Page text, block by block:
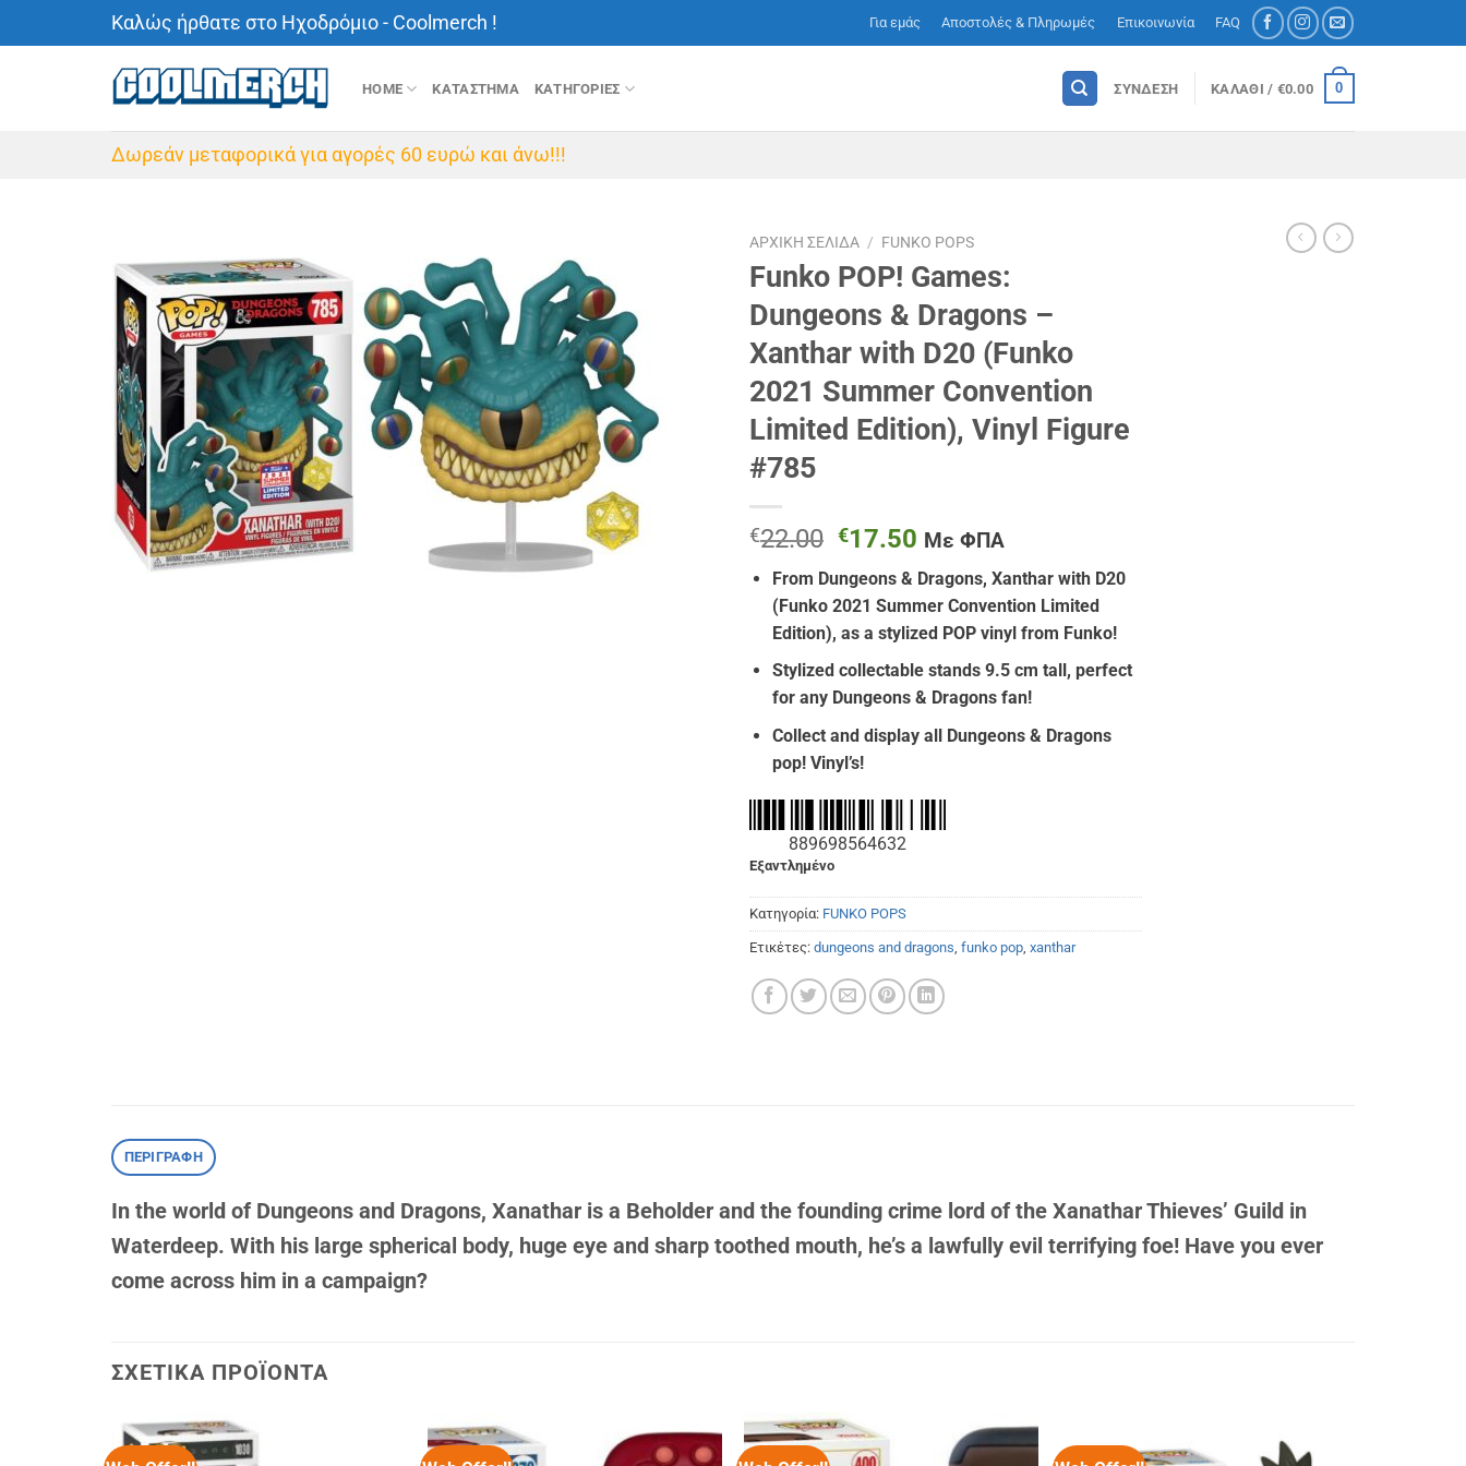
Καλώς ήρθατε στο Ηχοδρόμιο - Coolmerch ! Για εμάς Αποστολές & Πληρωμές Επικοινωνία FAQ
HOME ΚΑΤΑΣΤΗΜΑ ΚΑΤΗΓΟΡΙΕΣ ΣΎΝΔΕΣΗ ΚΑΛΆΘΙ / €0.00 0
Δωρεάν μεταφορικά για αγορές 60 ευρώ και άνω!!!
ΑΡΧΙΚΉ ΣΕΛΊΔΑ / FUNKO POPS
Funko POP! Games:
Dungeons & Dragons –
Xanthar with D20 (Funko
2021 Summer Convention
Limited Edition), Vinyl Figure
#785
€22.00 Original
was:
€22.00.
€17.50 Η
τρέχουσα
τιμή
είναι:
€17.50.
Με ΦΠΑ
From Dungeons & Dragons, Xanthar with D20
(Funko 2021 Summer Convention Limited
Edition), as a stylized POP vinyl from Funko!
Stylized collectable stands 9.5 cm tall, perfect
for any Dungeons & Dragons fan!
Collect and display all Dungeons & Dragons
pop! Vinyl’s!
889698564632
Εξαντλημένο
Κατηγορία: FUNKO POPS
Ετικέτες: dungeons and dragons, funko pop, xanthar
ΠΕΡΙΓΡΑΦΉ
In the world of Dungeons and Dragons, Xanathar is a Beholder and the founding crime lord of the Xanathar Thieves’ Guild in
Waterdeep. With his large spherical body, huge eye and sharp toothed mouth, he’s a lawfully evil terrifying foe! Have you ever
come across him in a campaign?
ΣΧΕΤΙΚΆ ΠΡΟΪΌΝΤΑ